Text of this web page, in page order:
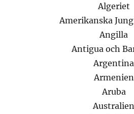
Algeriet
Amerikanska
Angilla
Antigua och
Argentina
Armenien
Aruba
Australien